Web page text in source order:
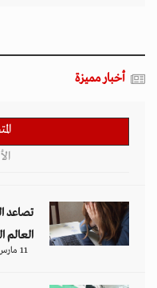
أخبار مميزة
تصاعد
العالم
11 مارس 2026 - 13:44